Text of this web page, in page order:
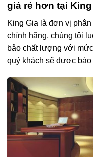
giá rẻ hơn tại King
King Gia là đơn vị
chính hãng, chúng tôi
bảo chất lượng với
quý khách sẽ được bảo